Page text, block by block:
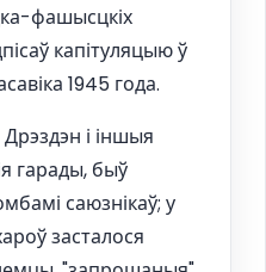
фашысцкіх
капітуляцыю ў
1945 года.
Дрэздэн і іншыя
гарады, быў
саюзнікаў; у
засталося